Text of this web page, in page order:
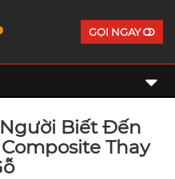
GỌI NGAY
Biết Đến
Thay